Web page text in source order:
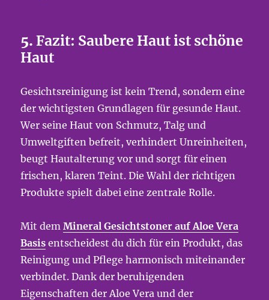
5.Fazit: Saubere Haut ist schöne
Haut
Gesichtsreinigung ist kein Trend, sondern eine
der wichtigsten Grundlagen für gesunde Haut.
Wer seine Haut von Schmutz, Talg und
Umweltgiften befreit, verhindert Unreinheiten,
beugt Hautalterung vor und sorgt für einen
frischen, klaren Teint. Die Wahl der richtigen
Produkte spielt dabei eine zentrale Rolle.
Mit demMineral Gesichtstoner auf Aloe Vera
Basis entscheidest du dich für ein Produkt, das
Reinigung und Pflege harmonisch miteinander
verbindet. Dank der beruhigenden
Eigenschaften der Aloe Vera und der